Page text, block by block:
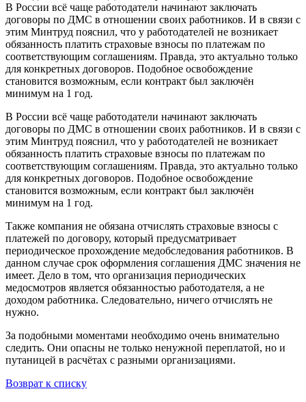
В России всё чаще работодатели начинают заключать
договоры по ДМС в отношении своих работников. И в связи с
этим Минтруд пояснил, что у работодателей не возникает
обязанность платить страховые взносы по платежам по
соответствующим соглашениям. Правда, это актуально только
для конкретных договоров. Подобное освобождение
становится возможным, если контракт был заключён
минимум на 1 год.
В России всё чаще работодатели начинают заключать
договоры по ДМС в отношении своих работников. И в связи с
этим Минтруд пояснил, что у работодателей не возникает
обязанность платить страховые взносы по платежам по
соответствующим соглашениям. Правда, это актуально только
для конкретных договоров. Подобное освобождение
становится возможным, если контракт был заключён
минимум на 1 год.
Также компания не обязана отчислять страховые взносы с
платежей по договору, который предусматривает
периодическое прохождение медобследования работников. В
данном случае срок оформления соглашения ДМС значения не
имеет. Дело в том, что организация периодических
медосмотров является обязанностью работодателя, а не
доходом работника. Следовательно, ничего отчислять не
нужно.
За подобными моментами необходимо очень внимательно
следить. Они опасны не только ненужной переплатой, но и
путаницей в расчётах с разными организациями.
Возврат к списку